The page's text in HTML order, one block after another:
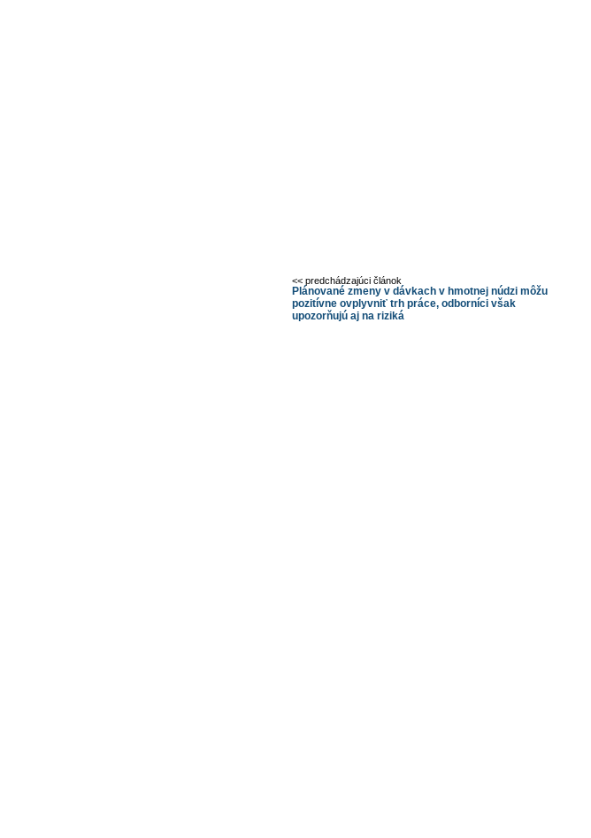
<< predchádzajúci článok
Plánované zmeny v dávkach v hmotnej núdzi môžu
pozitívne ovplyvniť trh práce, odborníci však
upozorňujú aj na riziká